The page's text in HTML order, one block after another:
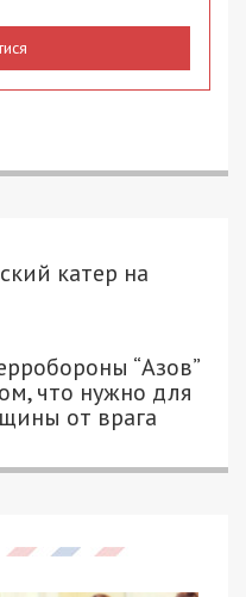
катер на
“Азов”
что нужно для
от врага